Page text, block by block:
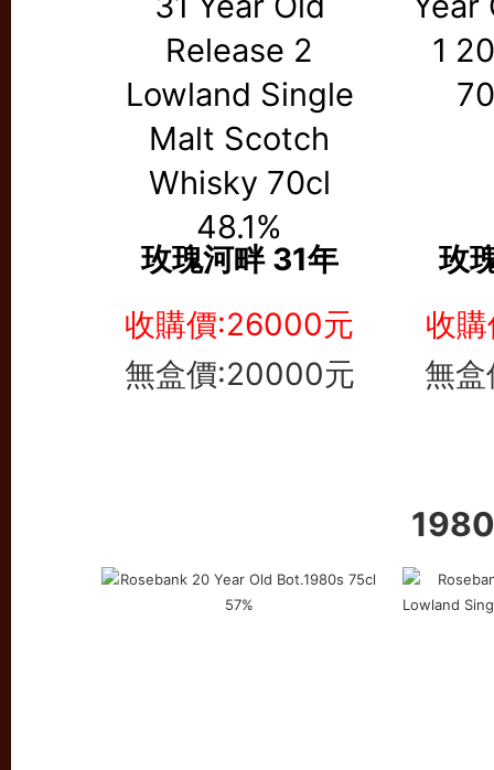
玫瑰河畔 31年
玫
收購價:26000元
無盒價:20000元
收
無